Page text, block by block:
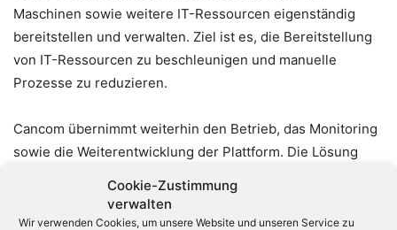
Cookie-Zustimmung
verwalten
Wir verwenden Cookies, um unsere Website und unseren Service zu
Maschinen sowie weitere IT-Ressourcen eigenständig
bereitstellen und verwalten. Ziel ist es, die Bereitstellung
von IT-Ressourcen zu beschleunigen und manuelle
Prozesse zu reduzieren.
Cancom übernimmt weiterhin den Betrieb, das Monitoring
sowie die Weiterentwicklung der Plattform. Die Lösung
Branchen wie Versicherungen, Banken und kritischen
Infrastrukturen.